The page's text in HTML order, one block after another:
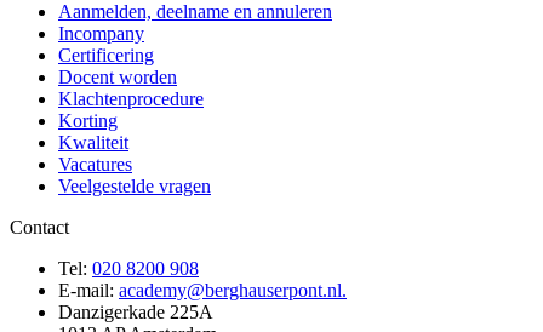
Aanmelden, deelname en annuleren
Incompany
Certificering
Docent worden
Klachtenprocedure
Korting
Kwaliteit
Vacatures
Veelgestelde vragen
Contact
Tel: 020 8200 908
E-mail: academy@berghauserpont.nl.
Danzigerkade 225A